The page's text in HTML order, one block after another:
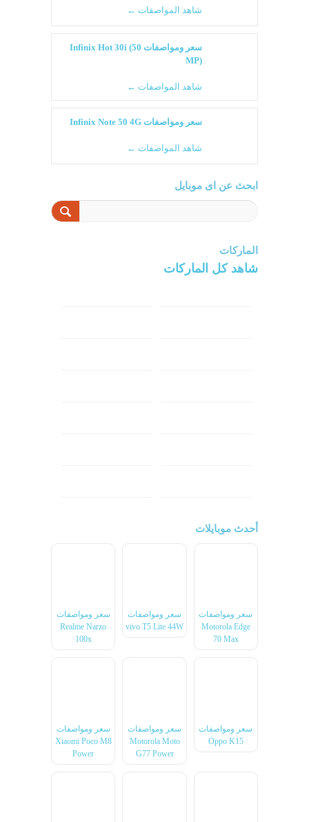
شاهد المواصفات ←
سعر ومواصفات Infinix Hot 30i (50
MP)
شاهد المواصفات ←
سعر ومواصفات Infinix Note 50 4G
شاهد المواصفات ←
ابحث عن اى موبايل
الماركات
شاهد كل الماركات
أحدث موبايلات
سعر ومواصفات
Motorola Edge
70 Max
سعر ومواصفات
vivo T5 Lite 44W
سعر ومواصفات
Realme Narzo
100x
سعر ومواصفات
Oppo K15
سعر ومواصفات
Motorola Moto
G77 Power
سعر ومواصفات
Xiaomi Poco M8
Power